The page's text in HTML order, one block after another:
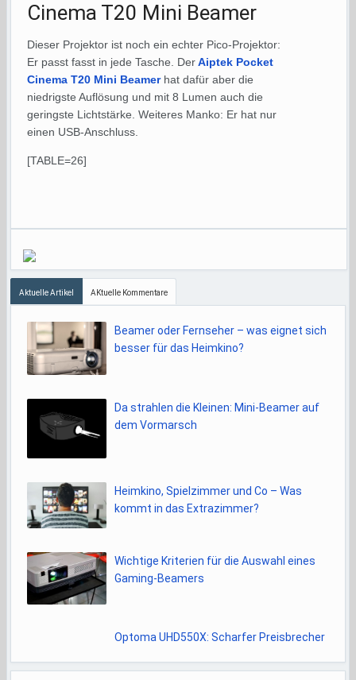
Cinema T20 Mini Beamer
Dieser Projektor ist noch ein echter Pico-Projektor:
Er passt fasst in jede Tasche. DerAiptek Pocket
Cinema T20 Mini Beamerhat dafür aber die
niedrigste Auflösung und mit 8 Lumen auch die
geringste Lichtstärke. Weiteres Manko: Er hat nur
einen USB-Anschluss.
[TABLE=26]
Aktuelle Artikel AKtuelle Kommentare
Beamer oder Fernseher – was eignet sich
besser für das Heimkino?
Da strahlen die Kleinen: Mini-Beamer auf
dem Vormarsch
Heimkino, Spielzimmer und Co – Was
kommt in das Extrazimmer?
Wichtige Kriterien für die Auswahl eines
Gaming-Beamers
Optoma UHD550X: Scharfer Preisbrecher